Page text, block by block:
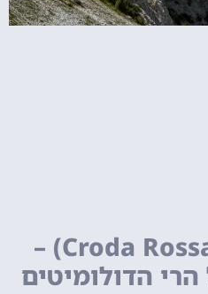
קרודה רוסה (Croda Rossa) –
הדולומיטים